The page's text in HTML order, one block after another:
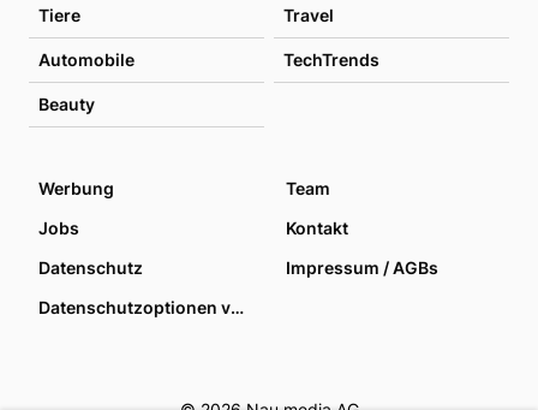
Tiere Travel
Automobile TechTrends
Beauty
Werbung
Team
Jobs
Kontakt
Datenschutz
Impressum / AGBs
Datenschutzoptionen verwalten